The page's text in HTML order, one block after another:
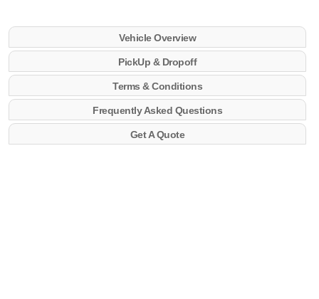
Vehicle Overview
PickUp & Dropoff
Terms & Conditions
Frequently Asked Questions
Get A Quote